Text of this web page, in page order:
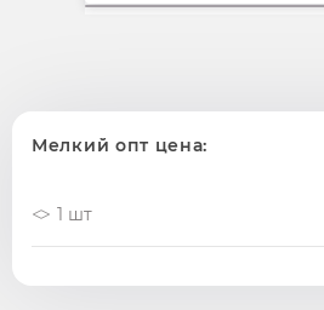
Мелкий опт цена:
1 шт